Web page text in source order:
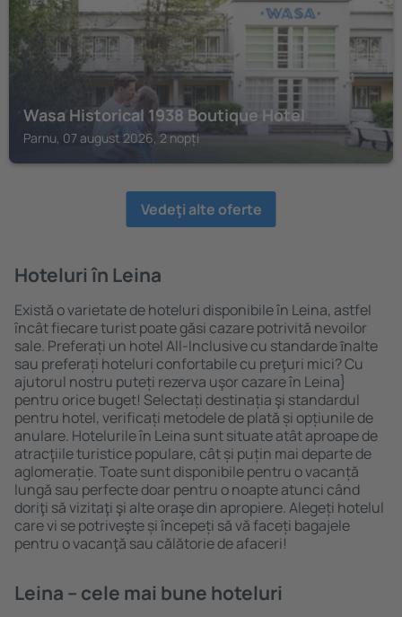
Wasa Historical 1938 Boutique Hotel
Parnu, 07 august 2026, 2 nopți
Vedeţi alte oferte
Hoteluri în Leina
Există o varietate de hoteluri disponibile în Leina, astfel
încât fiecare turist poate găsi cazare potrivită nevoilor
sale. Preferați un hotel All-Inclusive cu standarde ȋnalte
sau preferați hoteluri confortabile cu preţuri mici? Cu
ajutorul nostru puteți rezerva uşor cazare în Leina}
pentru orice buget! Selectați destinația şi standardul
pentru hotel, verificați metodele de plată și opțiunile de
anulare. Hotelurile în Leina sunt situate atât aproape de
atracţiile turistice populare, cât și puțin mai departe de
aglomerație. Toate sunt disponibile pentru o vacanță
lungă sau perfecte doar pentru o noapte atunci când
doriţi să vizitaţi şi alte oraşe din apropiere. Alegeți hotelul
care vi se potriveşte și începeți să vă faceți bagajele
pentru o vacanţă sau călătorie de afaceri!
Leina – cele mai bune hoteluri